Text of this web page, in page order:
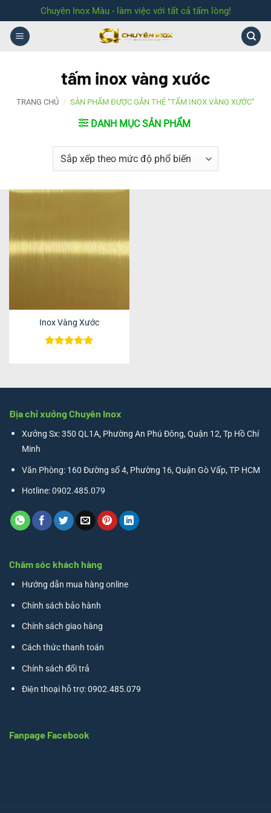
qua
nội
Chuyên Inox Màu - làm việc với tất cả tấm lòng!
tấm inox vàng xước
TRANG CHỦ / SẢN PHẨM ĐƯỢC GẮN THẺ “TẤM INOX VÀNG XƯỚC”
DANH MỤC SẢN PHẨM
Inox Vàng Xước
Địa chỉ xưởng Chuyên Inox
Xưởng Sx: 350 QL1A, Phường An Phú Đông, Quận 12, Tp Hồ Chí
Minh
Văn Phòng: 160 Đường số 4, Phường 16, Quận Gò Vấp, TP HCM
Hotline: 0902.485.079
Chăm sóc khách hàng
Hướng dẫn mua hàng online
Chính sách bảo hành
Chính sách giao hàng
Cách thức thanh toán
Chính sách đổi trả
Điện thoại hỗ trợ: 0902.485.079
Fanpage Facebook